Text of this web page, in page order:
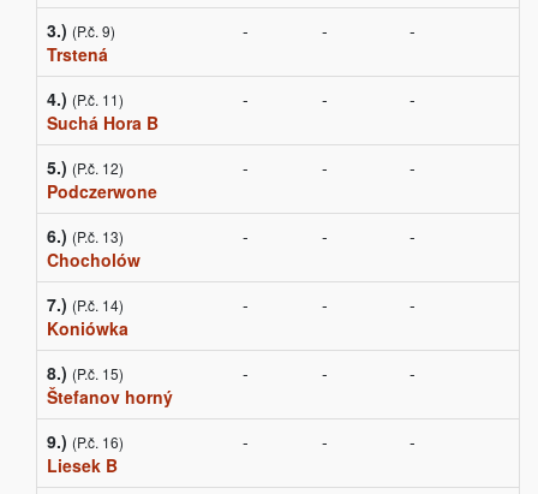
3.) (P.č. 9)
Trstená
- - -
4.) (P.č. 11)
Suchá Hora B
- - -
5.) (P.č. 12)
Podczerwone
- - -
6.) (P.č. 13)
Chocholów
- - -
7.) (P.č. 14)
Koniówka
- - -
8.) (P.č. 15)
Štefanov horný
- - -
9.) (P.č. 16)
Liesek B
- - -